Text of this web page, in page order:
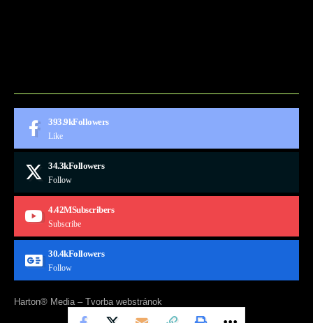
393.9kFollowers
Like
34.3kFollowers
Follow
4.42MSubscribers
Subscribe
30.4kFollowers
Follow
Harton® Media – Tvorba webstránok